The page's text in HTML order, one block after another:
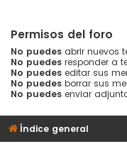
Permisos del foro
No puedes abrir nuevos
No puedes responder a
No puedes editar sus
No puedes borrar sus
No puedes enviar
Índice general